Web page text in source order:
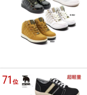
71位